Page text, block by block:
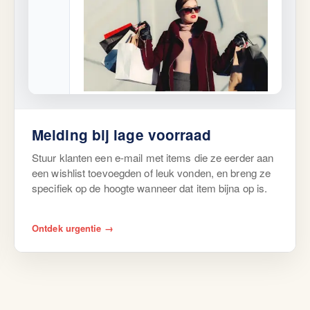
uitverkocht. Wees er snel bij voordat het
Koop nu
Melding bij lage voorraad
Stuur klanten een e-mail met items die ze eerder aan
een wishlist toevoegden of leuk vonden, en breng ze
specifiek op de hoogte wanneer dat item bijna op is.
Ontdek urgentie →